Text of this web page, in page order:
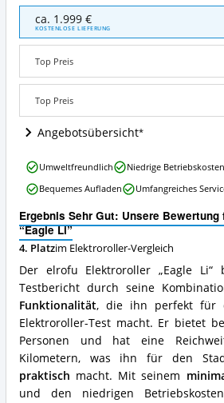
elrofu
Elektroroller
“Eagle
Angebote:
Wo
dieser
Elektroroller
erhältlich?
ca. 1.999 €
KOSTENLOSE LIEFERUNG
Top Preis
Top Preis
Angebotsübersicht
Ergebnis Sehr Gut: Unsere
“Eagle Li”
4. Platzim Elektroroller-Vergleich
Der elrofu Elektroroller „Eagle Li“
Testbericht durch seine
Funktionalität, die ihn perfekt für
Elektroroller-Test macht. Er bietet
Personen und hat eine
Kilometern, was ihn für den
praktisch macht. Mit seinem
und den niedrigen
elrofu
Elektroroller
“Eagle
Vorteile:
Was
spricht
für
diesen
Elektroroller?
Umweltfreundlich Niedrige Betriebskosten
Bequemes Aufladen
Umfangreiches